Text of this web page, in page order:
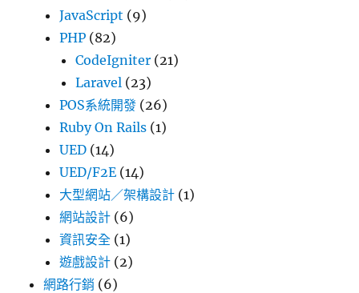
JavaScript (9)
PHP (82)
CodeIgniter (21)
Laravel (23)
POS系統開發 (26)
Ruby On Rails (1)
UED (14)
UED/F2E (14)
大型網站／架構設計 (1)
網站設計 (6)
資訊安全 (1)
遊戲設計 (2)
網路行銷 (6)